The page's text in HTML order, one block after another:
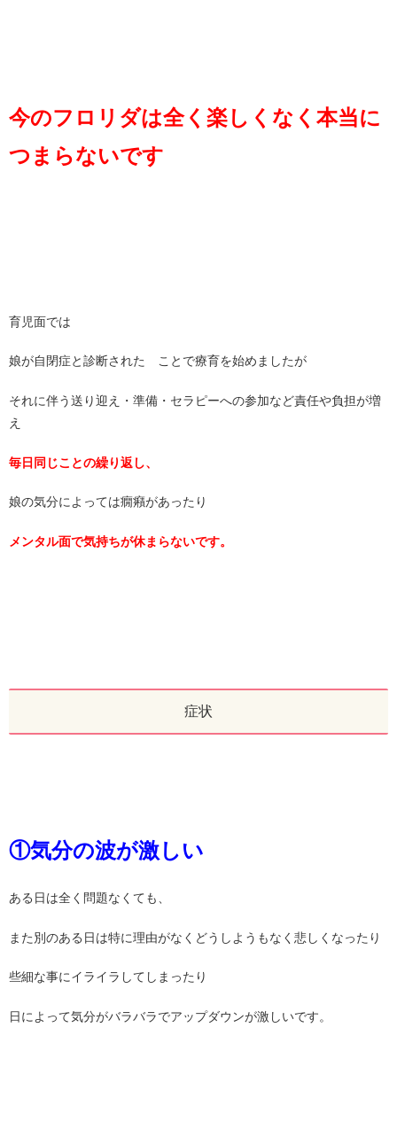
今のフロリダは全く楽しくなく本当に
つまらないです
育児面では
娘が自閉症と診断された ことで療育を始めましたが
それに伴う送り迎え・準備・セラピーへの参加など責任や負担が増
え
毎日同じことの繰り返し、
娘の気分によっては癇癪があったり
メンタル面で気持ちが休まらないです。
症状
①気分の波が激しい
ある日は全く問題なくても、
また別のある日は特に理由がなくどうしようもなく悲しくなったり
些細な事にイライラしてしまったり
日によって気分がバラバラでアップダウンが激しいです。